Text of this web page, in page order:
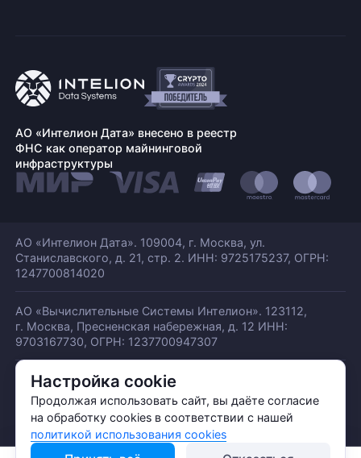
Настройка cookie
Продолжая использовать сайт, вы даёте согласие
на обработку cookies в соответствии с нашей
политикой использования cookies
АО «Интелион Дата» внесено в реестр
ФНС как оператор майнинговой
инфраструктуры
АО «Интелион Дата». 109004, г. Москва, ул.
Станиславского, д. 21, стр. 2. ИНН: 9725175237, ОГРН:
1247700814020
АО «Вычислительные Системы Интелион». 123112,
г. Москва, Пресненская набережная, д. 12 ИНН:
9703167730, ОГРН: 1237700947307
© АО «ИНТЕЛИОН ДАТА» 2026
Политика обработки ПДн
Политика конфиденциальности
Политика использования куки